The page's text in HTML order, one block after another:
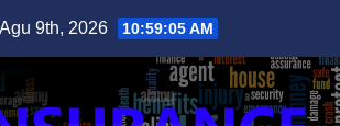
9th, 2026 10:59:06 AM